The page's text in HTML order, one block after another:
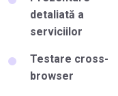
detaliată a
serviciilor
Testare cross-
browser